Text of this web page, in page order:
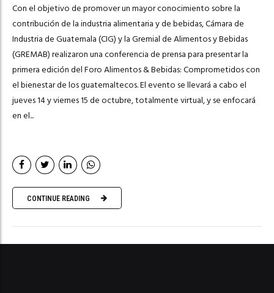
Con el objetivo de promover un mayor conocimiento sobre la
contribución de la industria alimentaria y de bebidas, Cámara de
Industria de Guatemala (CIG) y la Gremial de Alimentos y Bebidas
(GREMAB) realizaron una conferencia de prensa para presentar la
primera edición del Foro Alimentos & Bebidas: Comprometidos con
el bienestar de los guatemaltecos. El evento se llevará a cabo el
jueves 14 y viernes 15 de octubre, totalmente virtual, y se enfocará
en el...
CONTINUE READING